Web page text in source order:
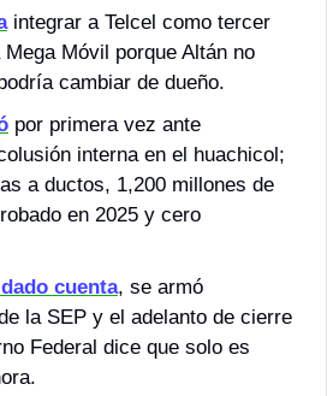
integrar a Telcel como tercer
Móvil porque Altán no
cambiar de dueño.
por primera vez ante
interna en el huachicol;
a ductos, 1,200 millones de
en 2025 y cero
cuenta, se armó
la SEP y el adelanto de cierre
Federal dice que solo es